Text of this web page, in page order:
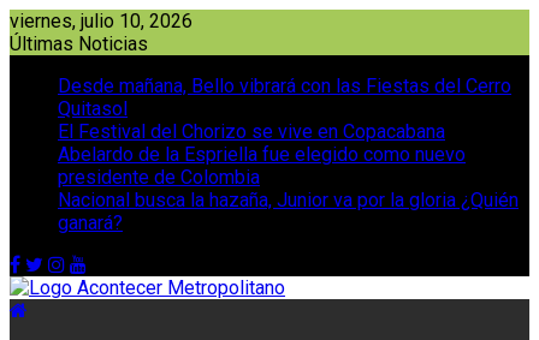
Saltar
al
viernes, julio 10, 2026
Últimas Noticias
Desde mañana, Bello vibrará con las Fiestas del Cerro
Quitasol
El Festival del Chorizo se vive en Copacabana
Abelardo de la Espriella fue elegido como nuevo
presidente de Colombia
Nacional busca la hazaña, Junior va por la gloria ¿Quién
ganará?